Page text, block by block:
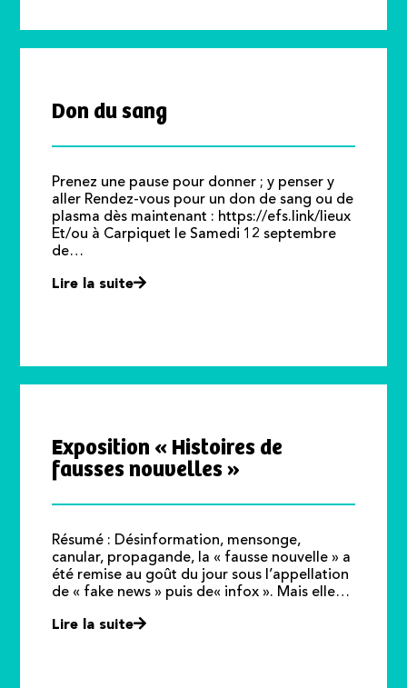
Don du sang
Prenez une pause pour donner ; y penser y
aller Rendez-vous pour un don de sang ou de
plasma dès maintenant : https://efs.link/lieux
Et/ou à Carpiquet le Samedi 12 septembre
de…
Lire la suite
Exposition « Histoires de
fausses nouvelles »
Résumé : Désinformation, mensonge,
canular, propagande, la « fausse nouvelle » a
été remise au goût du jour sous l’appellation
de « fake news » puis de« infox ». Mais elle…
Lire la suite